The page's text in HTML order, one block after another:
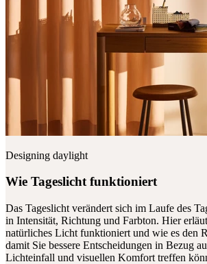
Designing daylight
Wie Tageslicht funktioniert
Das Tageslicht verändert sich im Laufe des
in Intensität, Richtung und Farbton. Hier
natürliches Licht funktioniert und wie es den
damit Sie bessere Entscheidungen in Bezug
Lichteinfall und visuellen Komfort treffen